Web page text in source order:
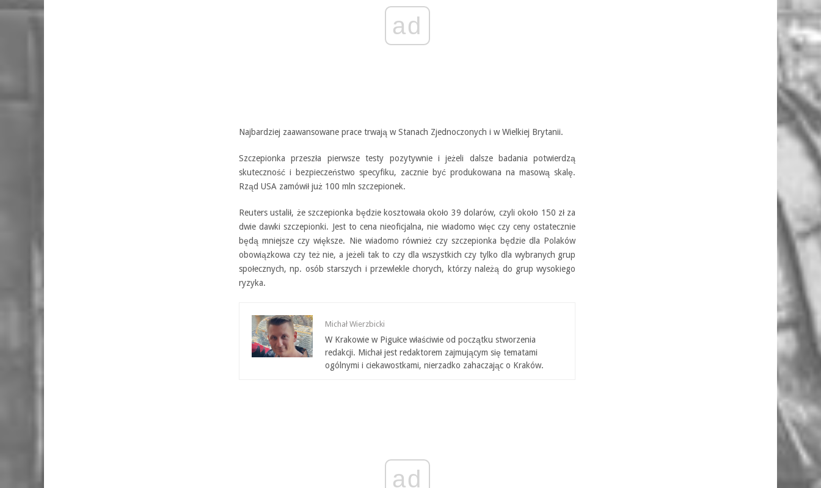
ad
Najbardziej zaawansowane prace trwają w Stanach Zjednoczonych i w Wielkiej Brytanii.
Szczepionka przeszła pierwsze testy pozytywnie i jeżeli dalsze badania potwierdzą
skuteczność i bezpieczeństwo specyfiku, zacznie być produkowana na masową skalę.
Rząd USA zamówił już 100 mln szczepionek.
Reuters ustalił, że szczepionka będzie kosztowała około 39 dolarów, czyli około 150 zł za
dwie dawki szczepionki. Jest to cena nieoficjalna, nie wiadomo więc czy ceny ostatecznie
będą mniejsze czy większe. Nie wiadomo również czy szczepionka będzie dla Polaków
obowiązkowa czy też nie, a jeżeli tak to czy dla wszystkich czy tylko dla wybranych grup
społecznych, np. osób starszych i przewlekle chorych, którzy należą do grup wysokiego
ryzyka.
Michał Wierzbicki
W Krakowie w Pigułce właściwie od początku stworzenia
redakcji. Michał jest redaktorem zajmującym się tematami
ogólnymi i ciekawostkami, nierzadko zahaczając o Kraków.
ad